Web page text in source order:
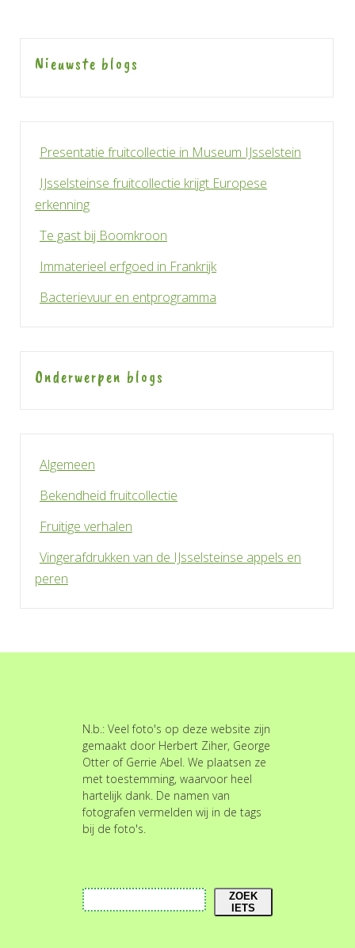
Nieuwste blogs
Presentatie fruitcollectie in Museum IJsselstein
IJsselsteinse fruitcollectie krijgt Europese
erkenning
Te gast bij Boomkroon
Immaterieel erfgoed in Frankrijk
Bacterievuur en entprogramma
Onderwerpen blogs
Algemeen
Bekendheid fruitcollectie
Fruitige verhalen
Vingerafdrukken van de IJsselsteinse appels en
peren
N.b.: Veel foto's op deze website zijn
gemaakt door Herbert Ziher, George
Otter of Gerrie Abel. We plaatsen ze
met toestemming, waarvoor heel
hartelijk dank. De namen van
fotografen vermelden wij in de tags
bij de foto's.
Zoeken
ZOEK
IETS